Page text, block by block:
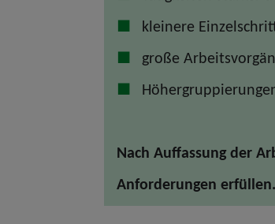
kleinere
große
Nach Auffassung der
Anforderungen erfüllen.